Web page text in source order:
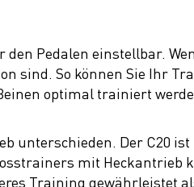
Pedalen einstellbar.
sind. So können Sie Ihr
optimal trainiert
unterschieden. Der C20
mit Heckantrieb
Training gewährleistet